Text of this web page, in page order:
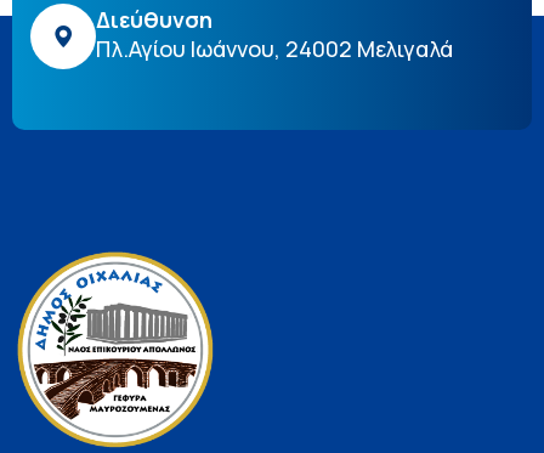
Διεύθυνση
Πλ.Αγίου Ιωάννου, 24002 Μελιγαλά